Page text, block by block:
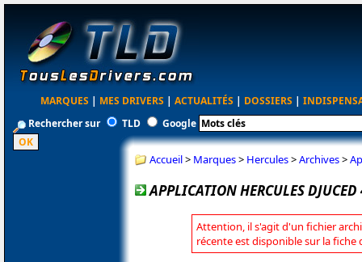
MARQUES | MES DRIVERS | ACTUALITÉS | DOSSIERS |
Rechercher sur
TLD Google
Accueil> Marques> Hercules>Archives>
APPLICATION HERCULES
Attention, il s'agit d'un fichier
récente est disponible sur la fiche